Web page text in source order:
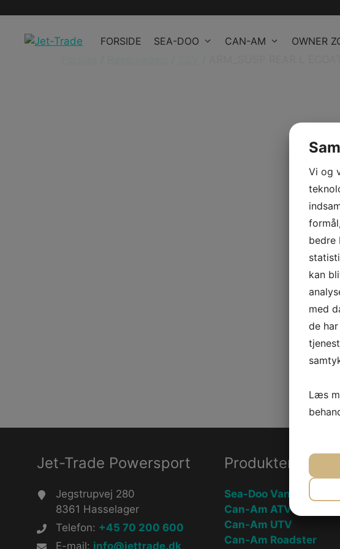
FORSIDE SEA-DOO CAN-AM OWNER
Jet-Trade Powersport
Jegstrupvej 280
8361 Hasselager
Telefon: +45 70 200 600
E-mail: info@jettrade.dk
Produkter
Sea-Doo Vandscooter
Can-Am ATV
Can-Am UTV
Can-Am Roadster
Vi og
bedre
kan
med
de
Læs